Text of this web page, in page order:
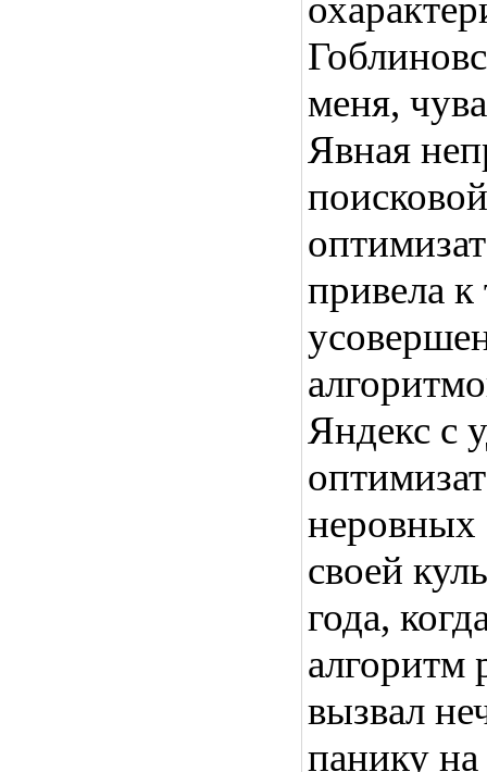
меня,
Явная
привела к
Яндекс с
неровных
своей
года,
алгоритм
вызвал
панику